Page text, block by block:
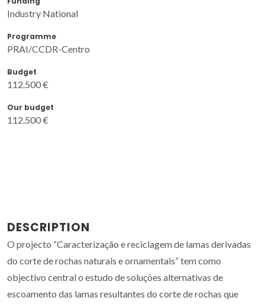
Industry National
Programme
PRAI/CCDR-Centro
Budget
112.500 €
Our budget
112.500 €
DESCRIPTION
O projecto “Caracterização e reciclagem de lamas derivadas
do corte de rochas naturais e ornamentais” tem como
objectivo central o estudo de soluções alternativas de
escoamento das lamas resultantes do corte de rochas que